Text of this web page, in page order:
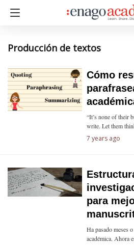
Producción de textos
Cómo
“It’s none of their
write. Let them
7 years ago
para
Ha pasado meses
académica. Ahora